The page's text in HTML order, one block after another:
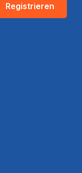
Registrieren